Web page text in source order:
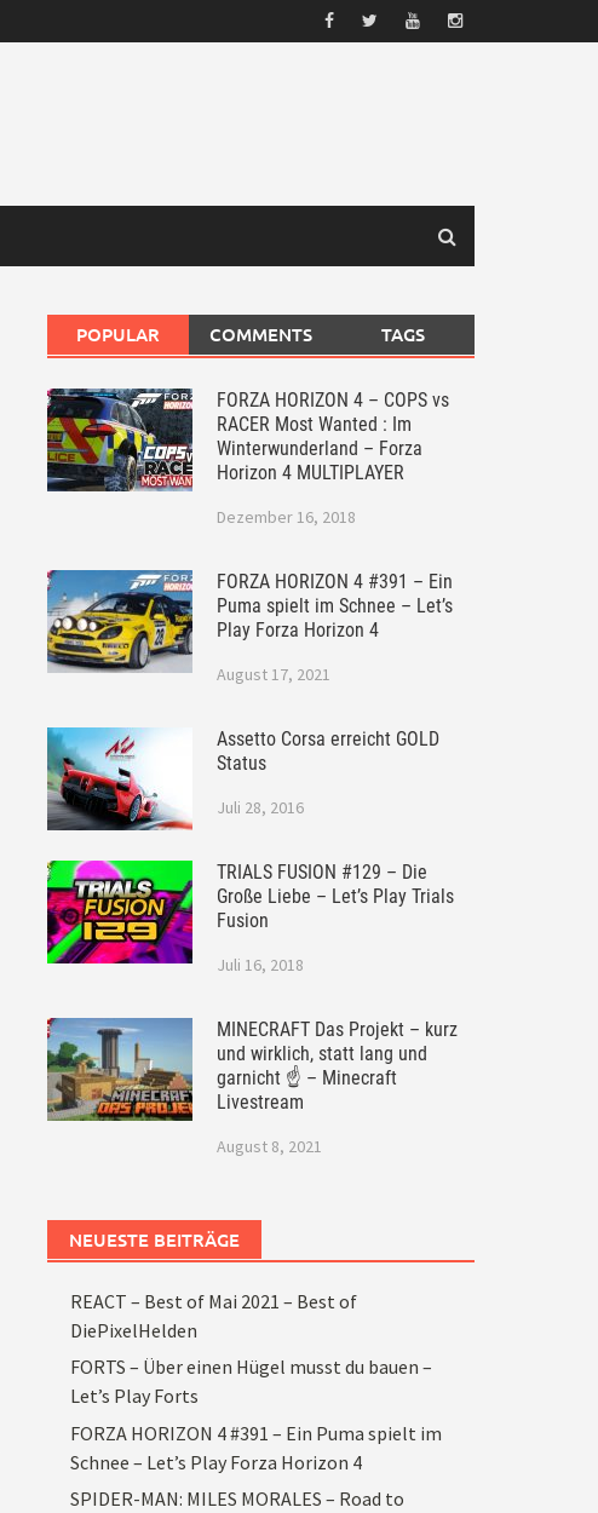
POPULAR COMMENTS TAGS
FORZA HORIZON 4 – COPS vs
RACER Most Wanted : Im
Winterwunderland – Forza
Horizon 4 MULTIPLAYER
Dezember 16, 2018
FORZA HORIZON 4 #391 – Ein
Puma spielt im Schnee – Let’s
Play Forza Horizon 4
August 17, 2021
Assetto Corsa erreicht GOLD
Status
Juli 28, 2016
TRIALS FUSION #129 – Die
Große Liebe – Let’s Play Trials
Fusion
Juli 16, 2018
MINECRAFT Das Projekt – kurz
und wirklich, statt lang und
garnicht ☝ – Minecraft
Livestream
August 8, 2021
NEUESTE BEITRÄGE
REACT – Best of Mai 2021 – Best of
DiePixelHelden
FORTS – Über einen Hügel musst du bauen –
Let’s Play Forts
FORZA HORIZON 4 #391 – Ein Puma spielt im
Schnee – Let’s Play Forza Horizon 4
SPIDER-MAN: MILES MORALES – Road to